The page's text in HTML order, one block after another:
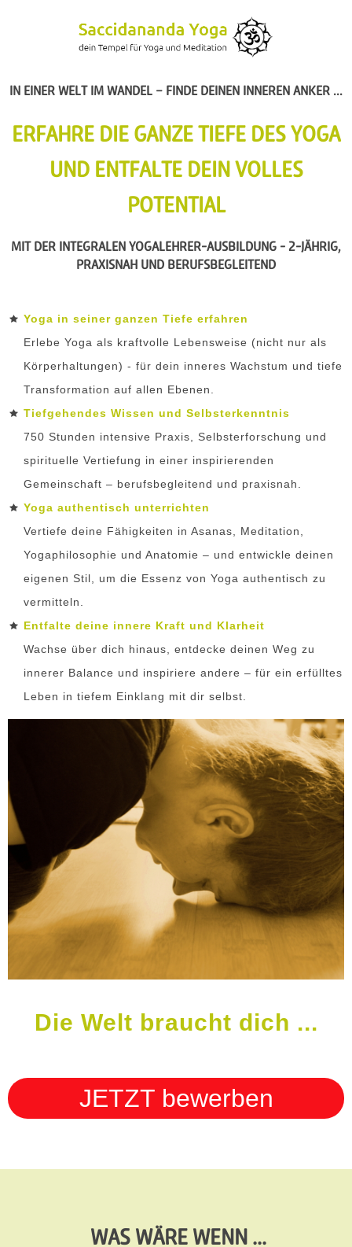
IN EINER WELT IM WANDEL – FINDE DEINEN INNEREN ANKER ...
ERFAHRE DIE GANZE TIEFE DES YOGA
UND ENTFALTE DEIN VOLLES
POTENTIAL
MIT DER INTEGRALEN YOGALEHRER-AUSBILDUNG - 2-JÄHRIG,
PRAXISNAH UND BERUFSBEGLEITEND
Yoga in seiner ganzen Tiefe erfahren
Erlebe Yoga als kraftvolle Lebensweise (nicht nur als
Körperhaltungen) - für dein inneres Wachstum und tiefe
Transformation auf allen Ebenen.
Tiefgehendes Wissen und Selbsterkenntnis
750 Stunden intensive Praxis, Selbsterforschung und
spirituelle Vertiefung in einer inspirierenden
Gemeinschaft – berufsbegleitend und praxisnah.
Yoga authentisch unterrichten
Vertiefe deine Fähigkeiten in Asanas, Meditation,
Yogaphilosophie und Anatomie – und entwickle deinen
eigenen Stil, um die Essenz von Yoga authentisch zu
vermitteln.
Entfalte deine innere Kraft und Klarheit
Wachse über dich hinaus, entdecke deinen Weg zu
innerer Balance und inspiriere andere – für ein erfülltes
Leben in tiefem Einklang mit dir selbst.
Die Welt braucht dich ...
JETZT bewerben
WAS WÄRE WENN ...